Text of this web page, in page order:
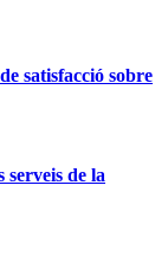
satisfacció sobre
serveis de la